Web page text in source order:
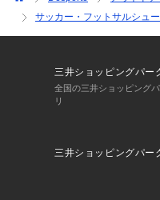
サッカー・フットサルシュ
三井ショッピングパー
全国の三井ショッピング
リ
三井ショッピングパー